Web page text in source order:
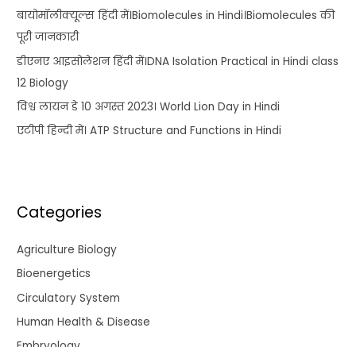
बायोमॉलीक्यूल्स हिंदी में।Biomolecules in Hindi।Biomolecules की
पूरी जानकारी
डीएनए आइसोलेशन हिंदी में।DNA Isolation Practical in Hindi class
12 Biology
विश्व लायन डे 10 अगस्त 2023। World Lion Day in Hindi
एटीपी हिन्दी में। ATP Structure and Functions in Hindi
Categories
Agriculture Biology
Bioenergetics
Circulatory System
Human Health & Disease